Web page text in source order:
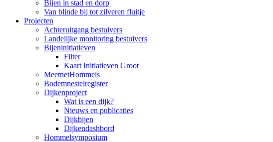
Bijen in stad en dorp
Van blinde bij tot zilveren fluitje
Projecten
Achteruitgang bestuivers
Landelijke monitoring bestuivers
Bijeninitiatieven
Filter
Kaart Initiatieven Groot
MeetnetHommels
Bodemnestelregister
Dijkenproject
Wat is een dijk?
Nieuws en publicaties
Dijkbijen
Dijkendashbord
Hommelsymposium